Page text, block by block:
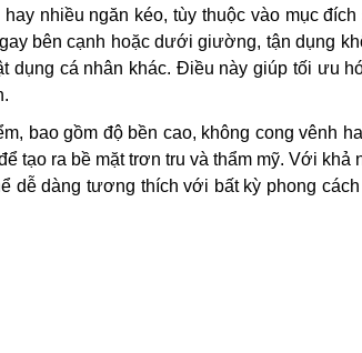
nhiều ngăn kéo, tùy thuộc vào mục đích
bên cạnh hoặc dưới giường, tận dụng
dụng cá nhân khác. Điều này giúp tối ưu
bao gồm độ bền cao, không cong vênh
tạo ra bề mặt trơn tru và thẩm mỹ. Với khả
dễ dàng tương thích với bất kỳ phong